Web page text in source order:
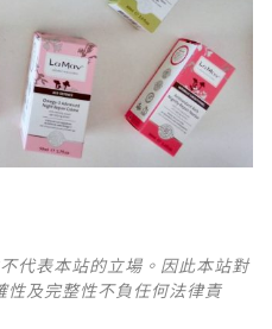
代表本站的立場。因此本站對
及完整性不負任何法律責